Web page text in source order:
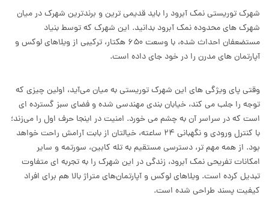
شهرک توریستی نمک آبرود را باید قدیمی ترین و برندترین شهرک در میان
شهرک های محدوده نمک آبرود بدانید. این شهرک که توسط بنیاد
مستضعفان احداث شده، با وسعت ۶۵۰ هکتار، ترکیبی از ویلاهای لوکس و
آپارتمان های مدرن را در خود جای داده است.
وقتی پای ویژگی های این شهرک توریستی به میان می‌آید، اولین چیزی که
توجه را جلب می کند، خیابان بندی مهندسی شده و فضای سبز گسترده ای
است که در سراسر آن به چشم می خورد. امنیت در اینجا حرف اول را می‌زند؛
با کنترل ورودی و نگهبانی ۲۴ ساعته، خیالتان از بابت آرامش راحت خواهد
بود. از همه مهم تر، دسترسی مستقیم به تله کابین، سورتمه و سایر
امکانات تفریحی نمک آبرود، زندگی در این شهرک را به تجربه ای متفاوت
تبدیل کرده است. ویلاهای لوکس و آپارتمان‌های متراژ بالا هم برای افراد
کیفیت پسند طراحی شده است.